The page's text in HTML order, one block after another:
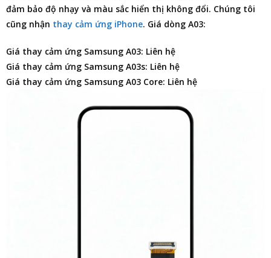
đảm bảo độ nhạy và màu sắc hiển thị không đổi. Chúng tôi
cũng nhận thay cảm ứng iPhone. Giá dòng A03:
Giá thay cảm ứng Samsung A03: Liên hệ
Giá thay cảm ứng Samsung A03s: Liên hệ
Giá thay cảm ứng Samsung A03 Core: Liên hệ